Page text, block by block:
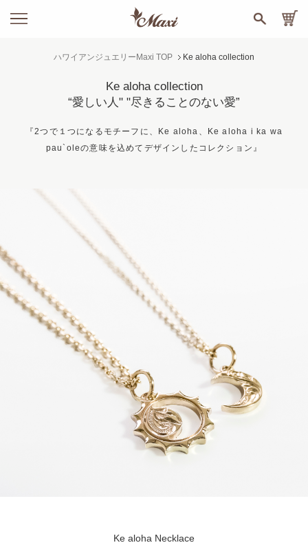
ハワイアンジュエリーMaxi TOP Ke aloha collection
Ke aloha collection
“愛しい人" "尽きることのない愛”
『2つで１つになるモチーフに、Ke aloha、Ke aloha i ka wa
pau`oleの意味を込めてデザインしたコレクション』
Ke aloha Necklace